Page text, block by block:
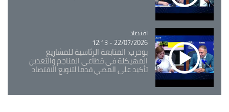
Catégorie
اقتصاد
22/07/2026 - 12:13
بوحرب: المتابعة الرئاسية للمشاريع
المهيكلة في قطاعي المناجم والتعدين
تأكيد على المضي قدما لتنويع الاقتصاد